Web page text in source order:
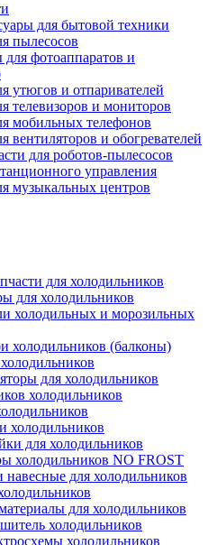
для бытовой техники
пылесосов
для фотоаппаратов и
утюгов и отпаривателей
телевизоров и мониторов
мобильных телефонов
вентиляторов и обогревателей
для роботов-пылесосов
управления
музыкальных центров
для холодильников
для холодильников
холодильных и морозильных
холодильников (балконы)
для холодильников
холодильников
холодильников
для холодильников
холодильников NO FROST
навесные для холодильников
для холодильников
холодильников
холодильников